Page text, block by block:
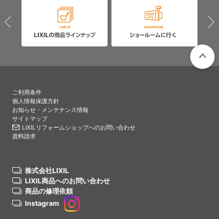
ご利用条件
個人情報保護方針
お知らせ・メンテナンス情報
サイトマップ
LIXILリフォームショップへのお問い合わせ
資料請求
株式会社LIXIL
LIXIL商品へのお問い合わせ
商品の修理依頼
Instagram